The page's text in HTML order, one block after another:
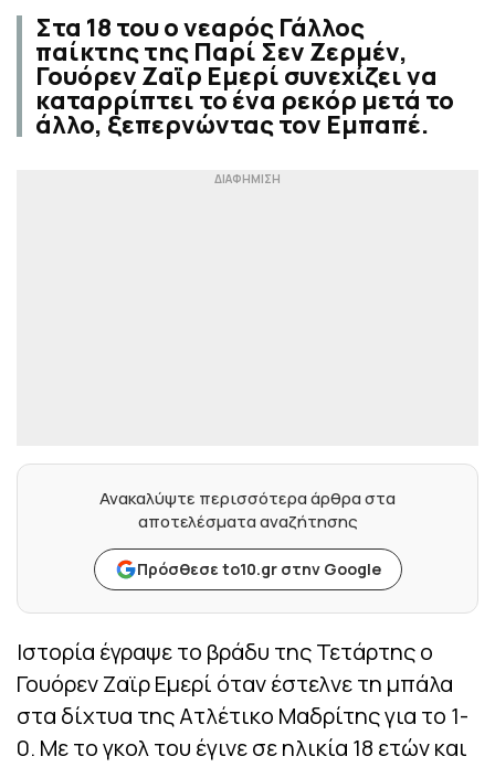
Στα 18 του ο νεαρός Γάλλος
παίκτης της Παρί Σεν Ζερμέν,
Γουόρεν Ζαϊρ Εμερί συνεχίζει να
καταρρίπτει το ένα ρεκόρ μετά το
άλλο, ξεπερνώντας τον Εμπαπέ.
Ανακαλύψτε περισσότερα άρθρα στα
αποτελέσματα αναζήτησης
Πρόσθεσε to10.gr στην Google
Ιστορία έγραψε το βράδυ της Τετάρτης ο
Γουόρεν Ζαϊρ Εμερί όταν έστελνε τη μπάλα
στα δίχτυα της Ατλέτικο Μαδρίτης για το 1-
0. Με το γκολ του έγινε σε ηλικία 18 ετών και